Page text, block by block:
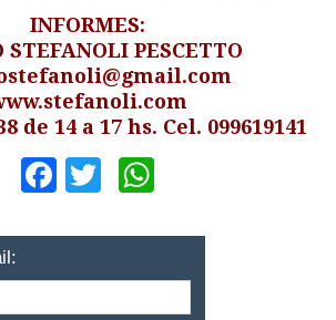
INFORMES:
STEFANOLI PESCETTO
de 14 a 17 hs. Cel. 099619141
Facebook
Twitter